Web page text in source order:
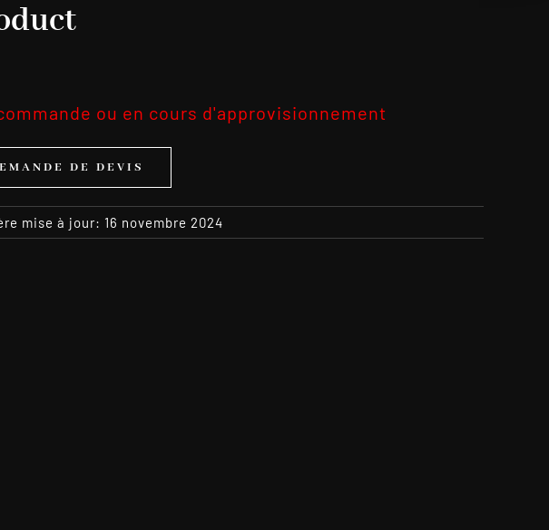
ou en cours d'approvisionnement
DE DEVIS
mise à jour: 16 novembre 2024